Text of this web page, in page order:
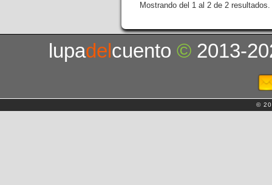
Mostrando del 1 al 2 de 2 resultados.
lupadelcuento© 2013-
©